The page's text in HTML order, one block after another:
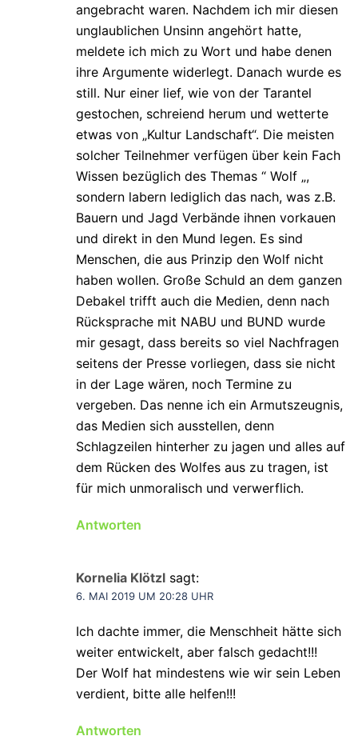
angebracht waren. Nachdem ich mir diesen
unglaublichen Unsinn angehört hatte,
meldete ich mich zu Wort und habe denen
ihre Argumente widerlegt. Danach wurde es
still. Nur einer lief, wie von der Tarantel
gestochen, schreiend herum und wetterte
etwas von „Kultur Landschaft“. Die meisten
solcher Teilnehmer verfügen über kein Fach
Wissen bezüglich des Themas “ Wolf „,
sondern labern lediglich das nach, was z.B.
Bauern und Jagd Verbände ihnen vorkauen
und direkt in den Mund legen. Es sind
Menschen, die aus Prinzip den Wolf nicht
haben wollen. Große Schuld an dem ganzen
Debakel trifft auch die Medien, denn nach
Rücksprache mit NABU und BUND wurde
mir gesagt, dass bereits so viel Nachfragen
seitens der Presse vorliegen, dass sie nicht
in der Lage wären, noch Termine zu
vergeben. Das nenne ich ein Armutszeugnis,
das Medien sich ausstellen, denn
Schlagzeilen hinterher zu jagen und alles auf
dem Rücken des Wolfes aus zu tragen, ist
für mich unmoralisch und verwerflich.
Antworten
Kornelia Klötzl sagt:
6. MAI 2019 UM 20:28 UHR
Ich dachte immer, die Menschheit hätte sich
weiter entwickelt, aber falsch gedacht!!!
Der Wolf hat mindestens wie wir sein Leben
verdient, bitte alle helfen!!!
Antworten